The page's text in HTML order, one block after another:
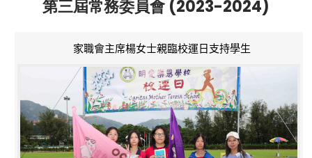
第三屆常務委員會 (2023-2024)
家職會主席楊女士親臨校運日支持學生